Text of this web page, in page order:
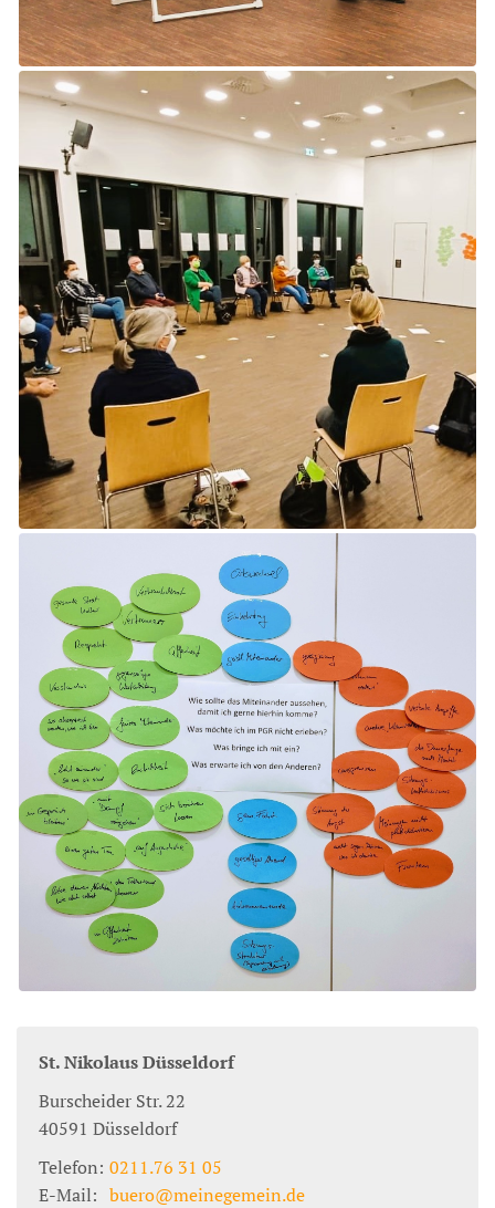
St. Nikolaus Düsseldorf
Burscheider Str. 22
40591 Düsseldorf
Telefon: 0211.76 31 05
E-Mail: buero@meinegemein.de